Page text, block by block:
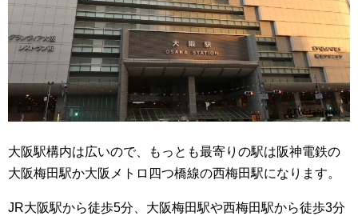
大阪駅構内は広いので、もっとも最寄りの駅は阪神電鉄の
大阪梅田駅か大阪メトロ四つ橋線の西梅田駅になります。
JR大阪駅から徒歩5分、大阪梅田駅や西梅田駅から徒歩3分